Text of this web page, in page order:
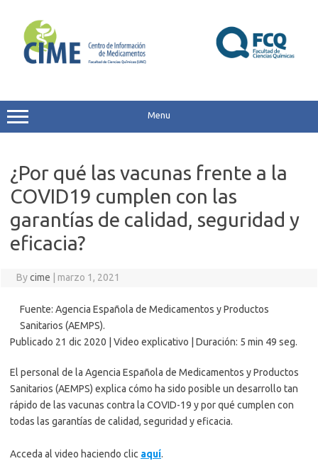
content
Menu
¿Por qué las vacunas frente a la
COVID19 cumplen con las
garantías de calidad, seguridad y
eficacia?
Bycime marzo 1, 2021
Fuente: Agencia Española de Medicamentos y Productos
Sanitarios (AEMPS).
Publicado 21 dic 2020 | Video explicativo | Duración: 5 min 49 seg.
El personal de la Agencia Española de Medicamentos y Productos
Sanitarios (AEMPS) explica cómo ha sido posible un desarrollo tan
rápido de las vacunas contra la COVID-19 y por qué cumplen con
todas las garantías de calidad, seguridad y eficacia.
Acceda al video haciendo clic aquí.